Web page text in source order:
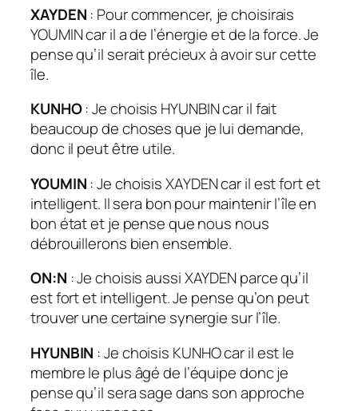
XAYDEN : Pour commencer, je choisirais
YOUMIN car il a de l’énergie et de la force. Je
pense qu’il serait précieux à avoir sur cette
île.
KUNHO: Je choisis HYUNBIN car il fait
beaucoup de choses que je lui demande,
donc il peut être utile.
YOUMIN : Je choisis XAYDEN car il est fort et
intelligent. Il sera bon pour maintenir l’île en
bon état et je pense que nous nous
débrouillerons bien ensemble.
ON:N : Je choisis aussi XAYDEN parce qu’il
est fort et intelligent. Je pense qu’on peut
trouver une certaine synergie sur l’île.
HYUNBIN : Je choisis KUNHO car il est le
membre le plus âgé de l’équipe donc je
pense qu’il sera sage dans son approche